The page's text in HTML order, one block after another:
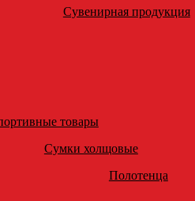
Сувенирная продукция
товары
Сумки холщовые
Полотенца